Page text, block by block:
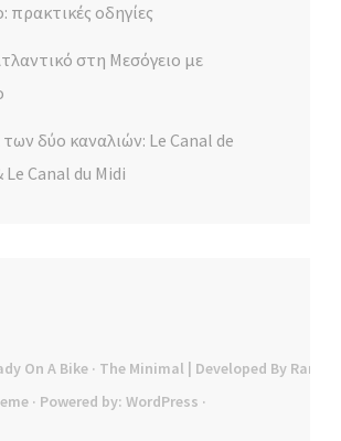
οδηγίες
στη Μεσόγειο με
δύο καναλιών: Le Canal de
Le Canal du Midi
On A Bike· The Minimal | Developed By Rara
· Powered by: WordPress ·